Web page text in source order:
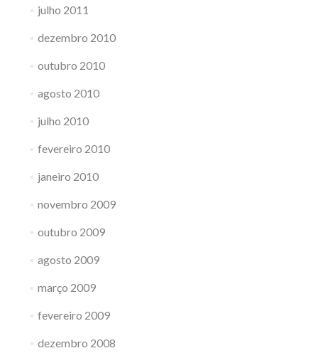
julho 2011
dezembro 2010
outubro 2010
agosto 2010
julho 2010
fevereiro 2010
janeiro 2010
novembro 2009
outubro 2009
agosto 2009
março 2009
fevereiro 2009
dezembro 2008